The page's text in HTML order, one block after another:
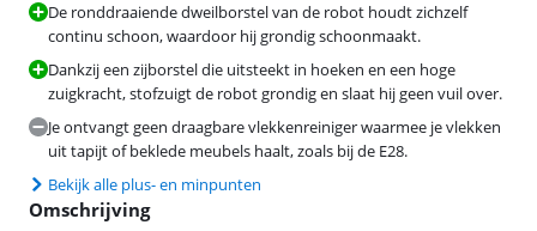
De ronddraaiende dweilborstel van de robot houdt zichzelf
continu schoon, waardoor hij grondig schoonmaakt.
Dankzij een zijborstel die uitsteekt in hoeken en een hoge
zuigkracht, stofzuigt de robot grondig en slaat hij geen vuil over.
Je ontvangt geen draagbare vlekkenreiniger waarmee je vlekken
uit tapijt of beklede meubels haalt, zoals bij de E28.
Bekijk alle plus- en minpunten
Omschrijving